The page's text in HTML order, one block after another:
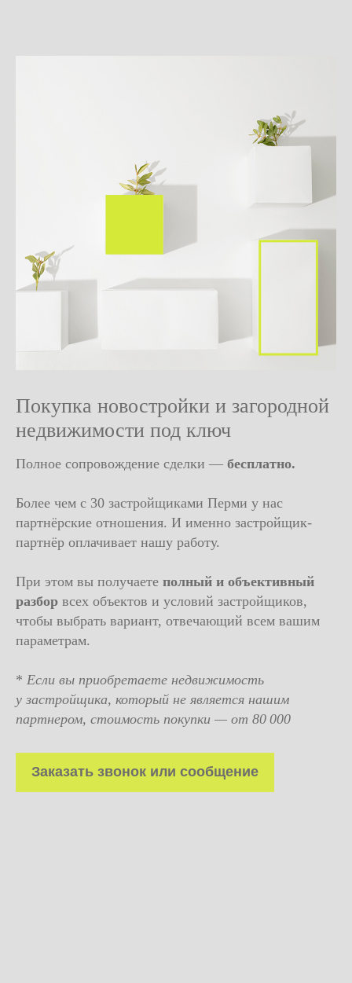
Покупка новостройки и загородной
недвижимости под ключ
Полное сопровождение сделки — бесплатно.
Более чем с 30 застройщиками Перми у нас
партнёрские отношения. И именно застройщик-
партнёр оплачивает нашу работу.
При этом вы получаете полный и объективный
разбор всех объектов и условий застройщиков,
чтобы выбрать вариант, отвечающий всем вашим
параметрам.
* Если вы приобретаете недвижимость
у застройщика, который не является нашим
партнером, стоимость покупки — от 80 000
Заказать звонок или сообщение